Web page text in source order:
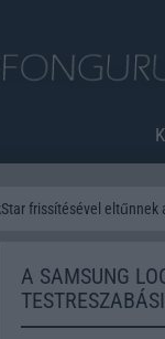
frissítésével
A SAMSUNG